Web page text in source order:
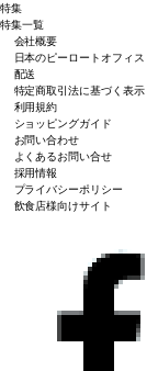
特集
特集一覧
会社概要
日本のピーロートオフィス
配送
特定商取引法に基づく表示
利用規約
ショッピングガイド
お問い合わせ
よくあるお問い合せ
採用情報
プライバシーポリシー
飲食店様向けサイト